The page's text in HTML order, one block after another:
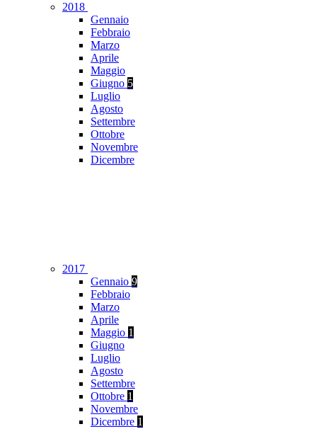
2018
Gennaio
Febbraio
Marzo
Aprile
Maggio
Giugno 5
Luglio
Agosto
Settembre
Ottobre
Novembre
Dicembre
2017
Gennaio 9
Febbraio
Marzo
Aprile
Maggio 1
Giugno
Luglio
Agosto
Settembre
Ottobre 1
Novembre
Dicembre 1